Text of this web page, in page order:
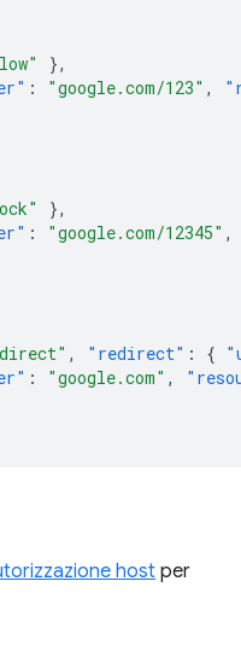
},
: "google.com/123" ,
},
: "google.com/12345" ,
, "redirect" : {
: "google.com" ,
host per